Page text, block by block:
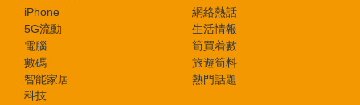
iPhone
5G流動
電腦
數碼
智能家居
科技
網絡熱話
生活情報
筍買着數
旅遊筍料
熱門話題